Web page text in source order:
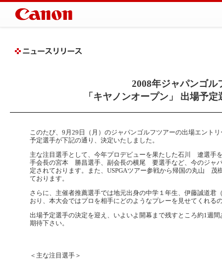
2008年ジャパンゴル
「キヤノンオープン」 出場予
このたび、9月29日（月）のジャパンゴルフツアーの出場エント
予定選手が下記の通り、決定いたしました。
主な注目選手として、今年プロデビューを果たした石川 遼選
手会長の宮本 勝昌選手、副会長の横尾 要選手など、今のジャ
定されております。また、USPGAツアー参戦から帰国の丸山 茂
ております。
さらに、主催者推薦選手では地元出身の中学１年生、伊藤誠道君
おり、本大会ではプロを相手にどのようなプレーを見せてくれる
出場予定選手の決定を迎え、いよいよ開幕まで残すところ約1週
期待下さい。
＜主な注目選手＞